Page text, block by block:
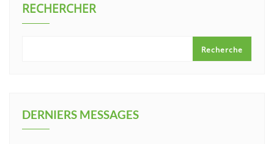
RECHERCHER
Recherche
DERNIERS MESSAGES